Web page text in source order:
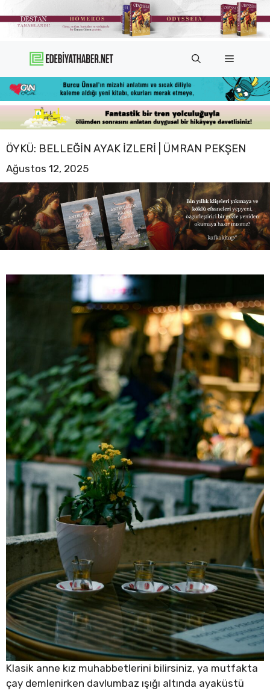
atla
Menü
ÖYKÜ: BELLEĞIN AYAK IZLERI | ÜMRAN PEKŞEN
Ağustos 12, 2025
Klasik anne kız muhabbetlerini bilirsiniz, ya mutfakta
çay demlenirken davlumbaz ışığı altında ayaküstü